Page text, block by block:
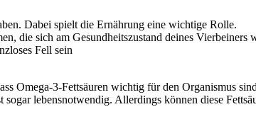
Dabei spielt die Ernährung eine wichtige Rolle.
die sich am Gesundheitszustand deines Vierbeiners
Fell sein
Omega-3-Fettsäuren wichtig für den Organismus
lebensnotwendig. Allerdings können diese